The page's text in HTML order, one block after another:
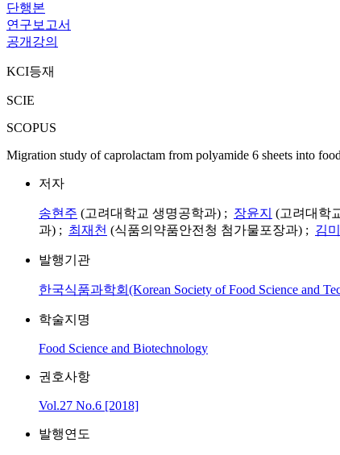
단행본
연구보고서
공개강의
KCI등재
SCIE
SCOPUS
Migration study of caprolactam from polyamide 6 sheets into
저자
송현주 (고려대학교 생명공학과) ; 장윤지 (고려대학
과) ; 최재천 (식품의약품안전청 첨가물포장과) ; 김
발행기관
한국식품과학회(Korean Society of Food Science and
학술지명
Food Science and Biotechnology
권호사항
Vol.27 No.6 [2018]
발행연도